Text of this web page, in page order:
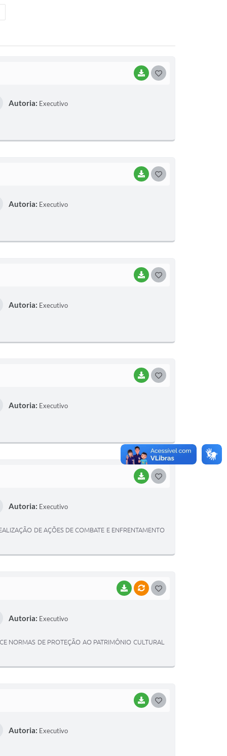
BAIXAR
Autoria: Executivo
BAIXAR
Autoria: Executivo
BAIXAR
Autoria: Executivo
BAIXAR
I
Autoria: Executivo
BAIXAR
I
Autoria: Executivo
DE AÇÕES DE COMBATE E ENFRENTAMENTO
BAIXARVÍNCULOS
I
Autoria: Executivo
NORMAS DE PROTEÇÃO AO PATRIMÔNIO CULTURAL
BAIXAR
Autoria: Executivo